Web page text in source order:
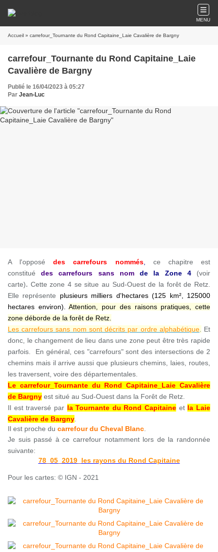
MENU
Accueil » carrefour_Tournante du Rond Capitaine_Laie Cavalière de Bargny
carrefour_Tournante du Rond Capitaine_Laie
Cavalière de Bargny
Publié le 16/04/2023 à 05:27
Par Jean-Luc
A l'opposédes carrefours nommés,
ce chapitre est
constitué
des carrefours sans nom de la Zone 4
(voir
carte). Cette zone 4 se situe au Sud-Ouest de la forêt de Retz.
Elle représente plusieurs milliers d'hectares (125 km², 125000
hectares environ).Attention, pour des raisons pratiques, cette
zone déborde de la forêt de Retz.
Les carrefours sans nom sont décrits par ordre alphabétique.
Et
donc, le changement de lieu dans une zone peut être très rapide
parfois. En général, ces "carrefours" sont des intersections de 2
chemins mais il arrive aussi que plusieurs chemins, laies, routes,
les traversent, voire des départementales.
Le carrefour_Tournante du Rond Capitaine_Laie Cavalière
de Bargny est situé au Sud-Ouest dans la Forêt de Retz.
Il est traversé par la Tournante du Rond Capitaine et la Laie
Cavalière de Bargny
Il est proche du carrefour du Cheval Blanc
Je suis passé à ce carrefour notamment lors de la randonnée
suivante:
78_05_2019_les rayons du Rond Capitaine
Pour les cartes: © IGN - 2021